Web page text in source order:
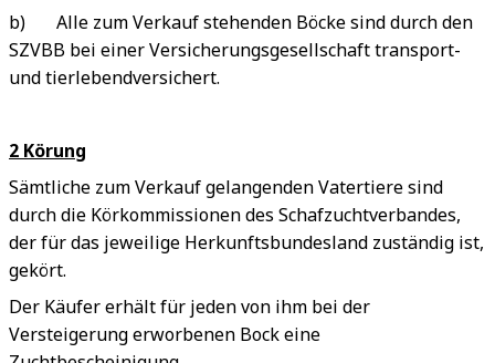
b) Alle zum Verkauf stehenden Böcke sind durch den
SZVBB bei einer Versicherungsgesellschaft transport-
und tierlebendversichert.
2 Körung
Sämtliche zum Verkauf gelangenden Vatertiere sind
durch die Körkommissionen des Schafzuchtverbandes,
der für das jeweilige Herkunftsbundesland zuständig ist,
gekört.
Der Käufer erhält für jeden von ihm bei der
Versteigerung erworbenen Bock eine